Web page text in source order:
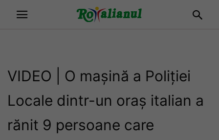
VIDEO | O mașină a Poliției
Locale dintr-un oraș italian a
rănit 9 persoane care